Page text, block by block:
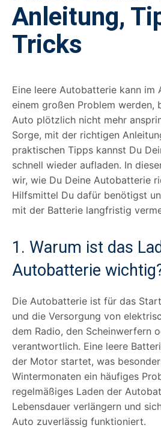
Anleitung,
Tricks
Eine leere Autobatterie kann im
einem großen Problem werden,
Auto plötzlich nicht mehr
Sorge, mit der richtigen
praktischen Tipps kannst Du
schnell wieder aufladen. In
wir, wie Du Deine Autobatterie
Hilfsmittel Du dafür benötigst
mit der Batterie langfristig
1. Warum ist das
Autobatterie
Die Autobatterie ist für das
und die Versorgung von
dem Radio, den Scheinwerfern
verantwortlich. Eine leere
der Motor startet, was
Wintermonaten ein häufiges
regelmäßiges Laden der
Lebensdauer verlängern und
Auto zuverlässig funktioniert.